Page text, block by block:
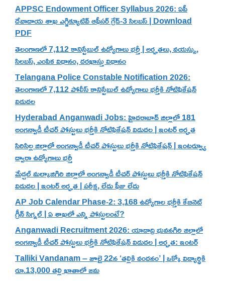
APPSC Endowment Officer Syllabus 2026: ఏపీ
దేవాదాయ శాఖ ఎగ్జిక్యూటివ్ ఆఫీసర్ గ్రేడ్-3 సిలబస్ | Download
PDF
తెలంగాణలో 7,112 కానిస్టేబుల్ ఉద్యోగాలు భర్తీ | అర్హతలు, వయస్సు,
సిలబస్, ఎంపిక విధానం, దరఖాస్తు విధానం
Telangana Police Constable Notification 2026:
తెలంగాణలో 7,112 పోలీస్ కానిస్టేబుల్ ఉద్యోగాలు భర్తీకి నోటిఫికేషన్
విడుదల
Hyderabad Anganwadi Jobs: హైదరాబాద్ జిల్లాలో 181
అంగన్వాడీ టీచర్ పోస్టులు భర్తీకి నోటిఫికేషన్ విడుదల | ఇంటర్ అర్హత
సిరిసిల్ల జిల్లాలో అంగన్వాడీ టీచర్ పోస్టులు భర్తీకి నోటిఫికేషన్ | ఇంటర్వ్యూ
ద్వారా ఉద్యోగాలు భర్తీ
మేడ్చల్ మల్కాజిగిరి జిల్లాలో అంగన్వాడీ టీచర్ పోస్టులు భర్తీకి నోటిఫికేషన్
విడుదల | ఇంటర్ అర్హత | పరీక్ష, లేదు ఫీజు లేదు
AP Job Calendar Phase-2: 3,168 ఉద్యోగాల భర్తీకి కేబినెట్
గ్రీన్ సిగ్నల్ | ఏ శాఖలో ఎన్ని పోస్టులంటే?
Anganwadi Recruitment 2026: యాదాద్రి భువనగిరి జిల్లాలో
అంగన్వాడీ టీచర్ పోస్టులు భర్తీకి నోటిఫికేషన్ విడుదల | అర్హత: ఇంటర్
Talliki Vandanam – జూలై 22న ‘తల్లికి వందనం’ | ఒక్కో విద్యార్థికి
రూ.13,000 తల్లి ఖాతాలో జమ